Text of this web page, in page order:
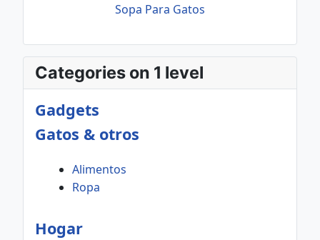
Sopa Para Gatos
Categories on 1 level
Gadgets
Gatos & otros
Alimentos
Ropa
Hogar